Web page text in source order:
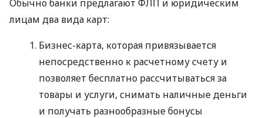
Обычно банки предлагают ФЛП и юридическим
лицам два вида карт:
Бизнес-карта, которая привязывается
непосредственно к расчетному счету и
позволяет бесплатно рассчитываться за
товары и услуги, снимать наличные деньги
и получать разнообразные бонусы